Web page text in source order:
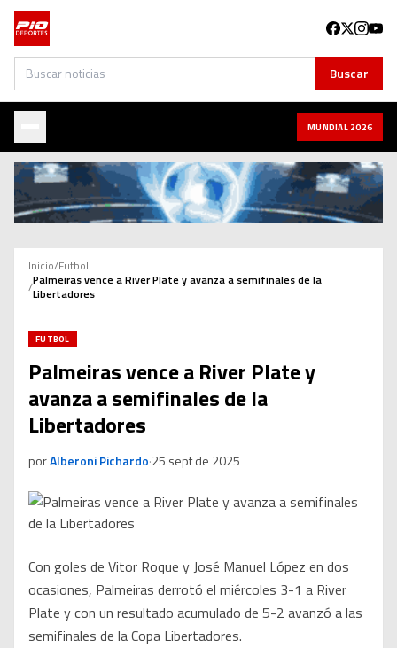
Buscar Buscar
MUNDIAL 2026
Inicio/Futbol
/Palmeiras vence a River Plate y avanza a semifinales de la
Libertadores
FUTBOL
Palmeiras vence a River Plate y
avanza a semifinales de la
Libertadores
porAlberoni Pichardo·25 sept de 2025
Con goles de Vitor Roque y José Manuel López en dos
ocasiones, Palmeiras derrotó el miércoles 3-1 a River
Plate y con un resultado acumulado de 5-2 avanzó a las
semifinales de la Copa Libertadores.